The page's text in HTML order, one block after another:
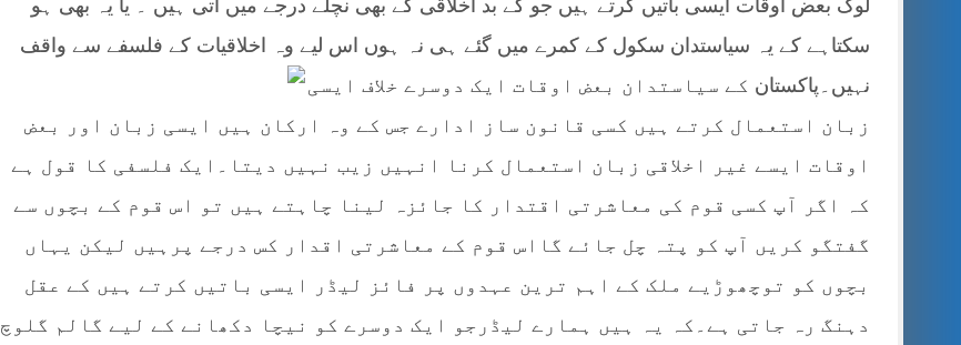
لوگ بعض اوقات ایسی باتیں کرتے ہیں جو کے بد اخلاقی کے بھی نچلے درجے میں آتی ہیں ۔ یا یہ بھی ہو
سکتاہے کے یہ سیاستدان سکول کے کمرے میں گئے ہی نہ ہوں اس لیے وہ اخلاقیات کے فلسفے سے واقف
نہیں۔پاکستان کے سیاستدان بعض اوقات ایک دوسرے خلاف ایسی
زبان استعمال کرتے ہیں کسی قانون ساز ادارے جس کے وہ ارکان ہیں ایسی زبان اور بعض
اوقات ایسے غیر اخلاقی زبان استعمال کرنا انہیں زیب نہیں دیتا۔ایک فلسفی کا قول ہے
کہ اگر آپ کسی قوم کی معاشرتی اقتدار کا جائزہ لینا چاہتے ہیں تو اس قوم کے بچوں سے
گفتگو کریں آپ کو پتہ چل جائے گااس قوم کے معاشرتی اقدار کس درجے پرہیں لیکن یہاں
بچوں کو توچھوڑیے ملک کے اہم ترین عہدوں پر فائز لیڈر ایسی باتیں کرتے ہیں کے عقل
دہنگ رہ جاتی ہے۔کہ یہ ہیں ہمارے لیڈرجو ایک دوسرے کو نیچا دکھانے کے لیے گالم گلوچ